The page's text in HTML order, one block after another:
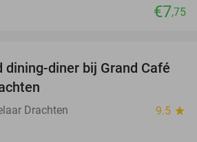
€7,75
43%
dining-diner bij Grand Café
Drachten 9.5 star